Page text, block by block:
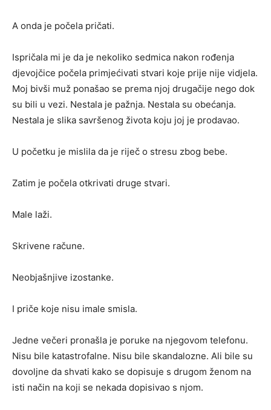
A onda je počela pričati.
Ispričala mi je da je nekoliko sedmica nakon rođenja
djevojčice počela primjećivati stvari koje prije nije vidjela.
Moj bivši muž ponašao se prema njoj drugačije nego dok
su bili u vezi. Nestala je pažnja. Nestala su obećanja.
Nestala je slika savršenog života koju joj je prodavao.
U početku je mislila da je riječ o stresu zbog bebe.
Zatim je počela otkrivati druge stvari.
Male laži.
Skrivene račune.
Neobjašnjive izostanke.
I priče koje nisu imale smisla.
Jedne večeri pronašla je poruke na njegovom telefonu.
Nisu bile katastrofalne. Nisu bile skandalozne. Ali bile su
dovoljne da shvati kako se dopisuje s drugom ženom na
isti način na koji se nekada dopisivao s njom.